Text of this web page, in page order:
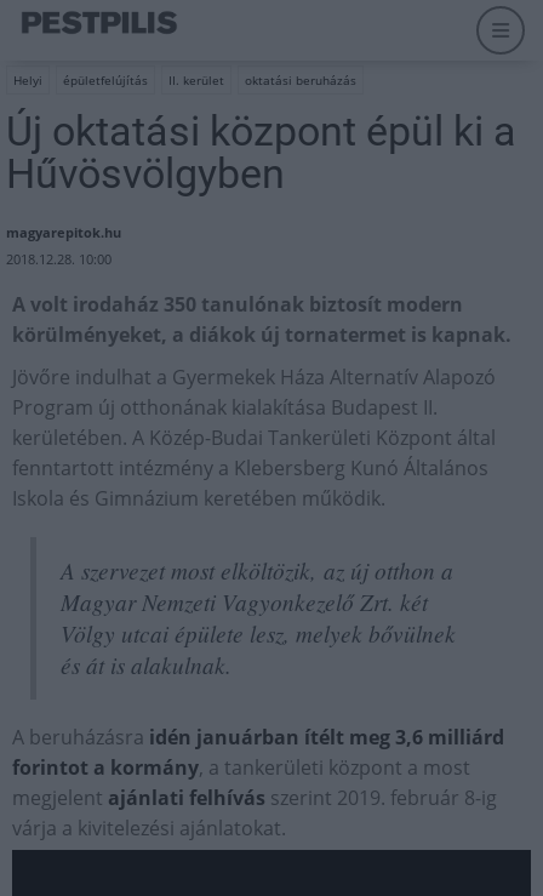
Helyi épületfelújítás II. kerület oktatási beruházás
Új oktatási központ épül ki a
Hűvösvölgyben
magyarepitok.hu
2018.12.28. 10:00
A volt irodaház 350 tanulónak biztosít modern
körülményeket, a diákok új tornatermet is kapnak.
Jövőre indulhat a Gyermekek Háza Alternatív Alapozó
Program új otthonának kialakítása Budapest II.
kerületében. A Közép-Budai Tankerületi Központ által
fenntartott intézmény a Klebersberg Kunó Általános
Iskola és Gimnázium keretében működik.
A szervezet most elköltözik, az új otthon a
Magyar Nemzeti Vagyonkezelő Zrt. két
Völgy utcai épülete lesz, melyek bővülnek
és át is alakulnak.
A beruházásra idén januárban ítélt meg 3,6 milliárd
forintot a kormány, a tankerületi központ a most
megjelent ajánlati felhívás szerint 2019. február 8-ig
várja a kivitelezési ajánlatokat.